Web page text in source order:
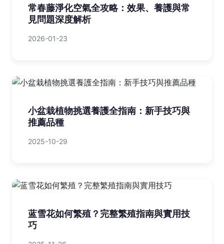
常春藤淨化空氣全攻略：效果、養護與常
見問題深度解析
2026-01-23
小盆栽植物挑選養護全指南：新手技巧與
推薦品種
2025-10-29
蓝雪花如何繁殖？完整繁殖指南與實用技
巧